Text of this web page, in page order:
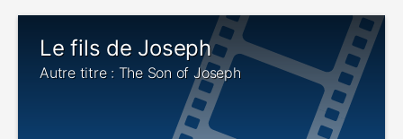
Le fils de Joseph
Autre titre : The Son of Joseph